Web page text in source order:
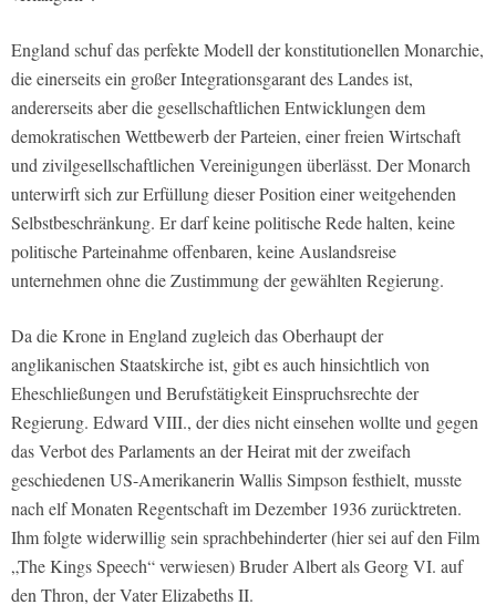
England schuf das perfekte Modell der konstitutionellen Monarchie,
die einerseits ein großer Integrationsgarant des Landes ist,
andererseits aber die gesellschaftlichen Entwicklungen dem
demokratischen Wettbewerb der Parteien, einer freien Wirtschaft
und zivilgesellschaftlichen Vereinigungen überlässt. Der Monarch
unterwirft sich zur Erfüllung dieser Position einer weitgehenden
Selbstbeschränkung. Er darf keine politische Rede halten, keine
politische Parteinahme offenbaren, keine Auslandsreise
unternehmen ohne die Zustimmung der gewählten Regierung.
Da die Krone in England zugleich das Oberhaupt der
anglikanischen Staatskirche ist, gibt es auch hinsichtlich von
Eheschließungen und Berufstätigkeit Einspruchsrechte der
Regierung. Edward VIII., der dies nicht einsehen wollte und gegen
das Verbot des Parlaments an der Heirat mit der zweifach
geschiedenen US-Amerikanerin Wallis Simpson festhielt, musste
nach elf Monaten Regentschaft im Dezember 1936 zurücktreten.
Ihm folgte widerwillig sein sprachbehinderter (hier sei auf den Film
„The Kings Speech“ verwiesen) Bruder Albert als Georg VI. auf
den Thron, der Vater Elizabeths II.